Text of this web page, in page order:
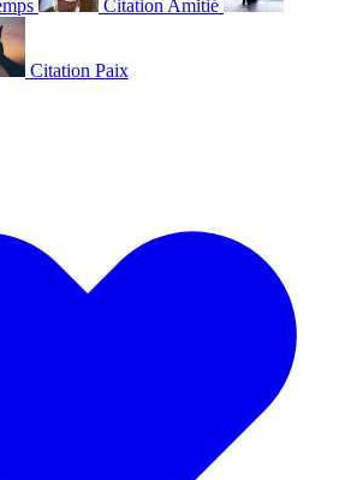
Citation Amitié
Citation Paix